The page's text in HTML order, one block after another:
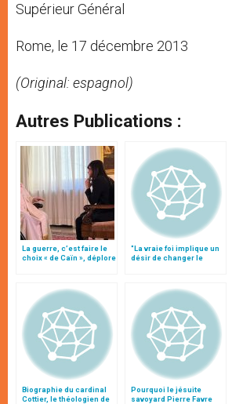
Supérieur Général
Rome, le 17 décembre 2013
(Original: espagnol)
Autres Publications :
La guerre, c’est faire le
choix « de Caïn », déplore
"La vraie foi implique un
désir de changer le
Biographie du cardinal
Cottier, le théologien de
Pourquoi le jésuite
savoyard Pierre Favre